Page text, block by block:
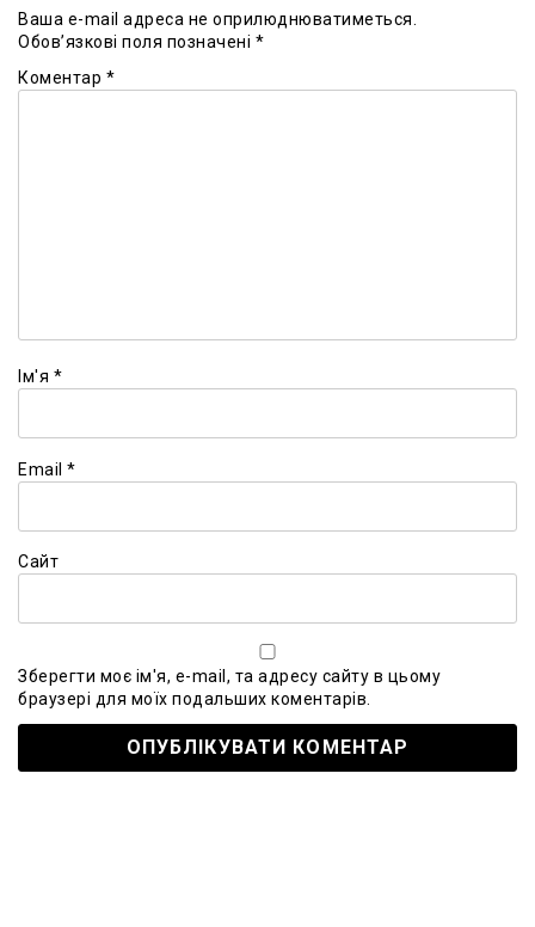
Ваша e-mail адреса не оприлюднюватиметься.
Обов’язкові поля позначені *
Коментар *
Ім'я *
Email *
Сайт
Зберегти моє ім'я, e-mail, та адресу сайту в цьому
браузері для моїх подальших коментарів.